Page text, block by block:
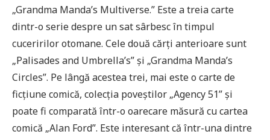
„Grandma Manda’s Multiverse.” Este a treia carte
dintr-o serie despre un sat sârbesc în timpul
cuceririlor otomane. Cele două cărți anterioare sunt
„Palisades and Umbrella’s” și „Grandma Manda’s
Circles”. Pe lângă acestea trei, mai este o carte de
ficțiune comică, colecția poveștilor „Agency 51” și
poate fi comparată într-o oarecare măsură cu cartea
comică „Alan Ford”. Este interesant că într-una dintre